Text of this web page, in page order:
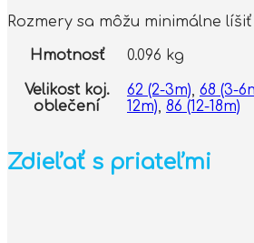
Rozmery sa môžu minimálne líšiť
Hmotnosť 0.096 kg
Velikost koj.
oblečení
62 (2-3m), 68 (3-
12m), 86 (12-18m)
Zdieľať s priateľmi